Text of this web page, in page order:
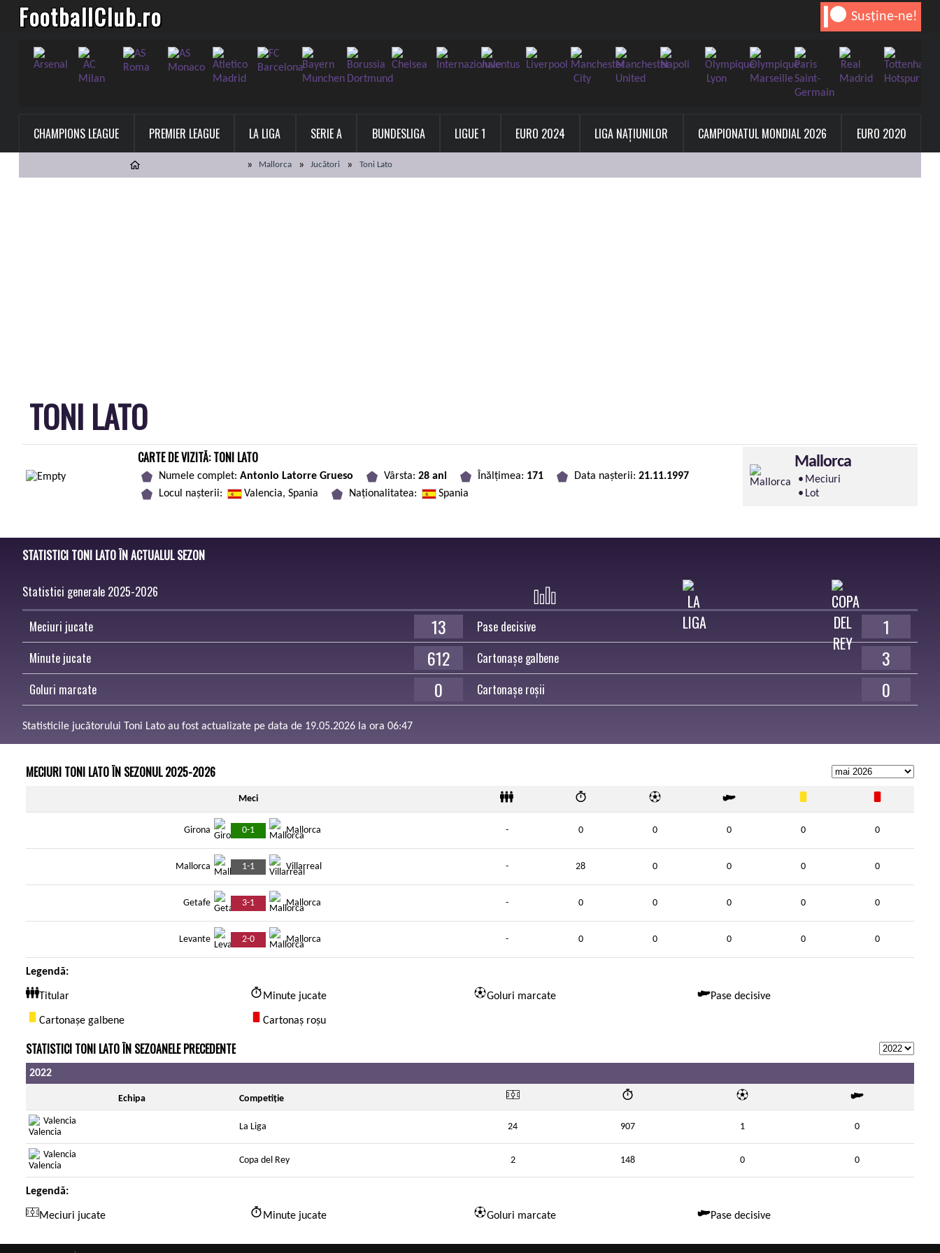
FootballClub.ro Susține-ne!
CHAMPIONS LEAGUE PREMIER LEAGUE LA LIGA SERIE A BUNDESLIGA LIGUE 1 EURO 2024 LIGA NAȚIUNILOR CAMPIONATUL MONDIAL 2026 EURO 2020
Mallorca Jucători Toni Lato
TONI LATO
CARTE DE VIZITĂ: TONI LATO
Numele complet: Antonio Latorre Grueso Vârsta: 28 ani Înălțimea: 171 Data nașterii: 21.11.1997
Locul nașterii:
Valencia, Spania Naționalitatea: Spania
Mallorca
Meciuri
Lot
STATISTICI TONI LATO ÎN ACTUALUL SEZON
Statistici generale 2025-2026
Meciuri jucate 13
Minute jucate 612
Goluri marcate 0
Pase decisive 1
Cartonașe galbene 3
Cartonașe roșii 0
Statisticile jucătorului Toni Lato au fost actualizate pe data de 19.05.2026 la ora 06:47
MECIURI TONI LATO ÎN SEZONUL 2025-2026
Meci
Girona 0-1 Mallorca - 0 0 0 0 0
Mallorca 1-1 Villarreal - 28 0 0 0 0
Getafe 3-1 Mallorca - 0 0 0 0 0
Levante 2-0 Mallorca - 0 0 0 0 0
Legendă:
Titular Minute jucate Goluri marcate Pase decisive
Cartonașe galbene Cartonaș roșu
STATISTICI TONI LATO ÎN SEZOANELE PRECEDENTE
2022
Echipa Competiție
Valencia
La Liga 24 907 1 0
Valencia
Copa del Rey 2 148 0 0
Legendă:
Meciuri jucate Minute jucate Goluri marcate Pase decisive